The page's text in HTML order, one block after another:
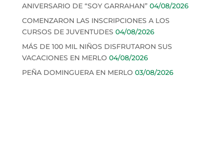
ANIVERSARIO DE “SOY GARRAHAN” 04/08/2026
COMENZARON LAS INSCRIPCIONES A LOS
CURSOS DE JUVENTUDES 04/08/2026
MÁS DE 100 MIL NIÑOS DISFRUTARON SUS
VACACIONES EN MERLO 04/08/2026
PEÑA DOMINGUERA EN MERLO 03/08/2026